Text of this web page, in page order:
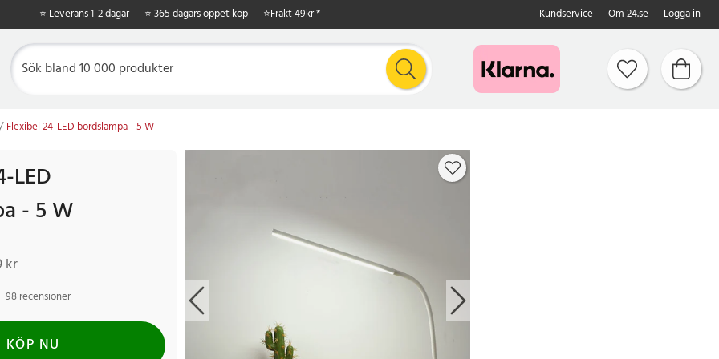
⭐ Leverans 1-2 dagar ⭐ 365 dagars öppet köp ⭐Frakt 49kr * Kundservice Om 24.se Logga in
Flexibel 24-LED bordslampa - 5 W
LED
- 5 W
kr
98 recensioner
KÖP NU